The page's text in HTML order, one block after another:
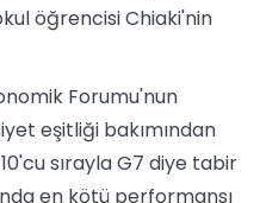
öğrencisi Chiaki'nin
Forumu'nun
eşitliği bakımından
sırayla G7 diye tabir
en kötü performansı